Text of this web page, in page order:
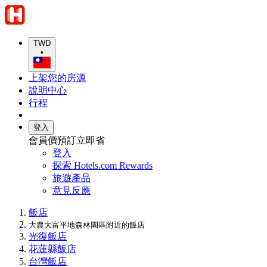
TWD
•
上架您的房源
說明中心
行程
登入
會員價預訂立即省
登入
探索 Hotels.com Rewards
旅遊產品
意見反應
飯店
大農大富平地森林園區附近的飯店
光復飯店
花蓮縣飯店
台灣飯店